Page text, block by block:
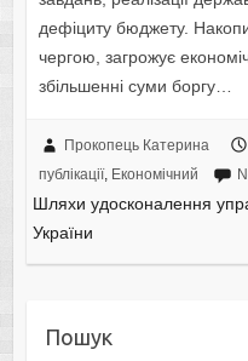
дефіциту бюджету.
чергою, загрожує
збільшенні суми боргу…
Прокопець Катерина
публікації, Економічний
Шляхи удосконалення
України
Пошук